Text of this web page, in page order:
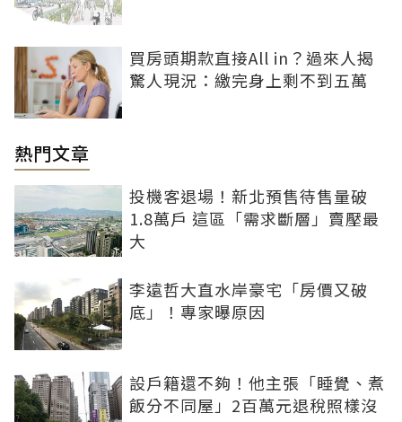
買房頭期款直接All in？過來人揭
驚人現況：繳完身上剩不到五萬
熱門文章
投機客退場！新北預售待售量破
1.8萬戶 這區「需求斷層」賣壓最
大
李遠哲大直水岸豪宅「房價又破
底」！專家曝原因
設戶籍還不夠！他主張「睡覺、煮
飯分不同屋」2百萬元退稅照樣沒